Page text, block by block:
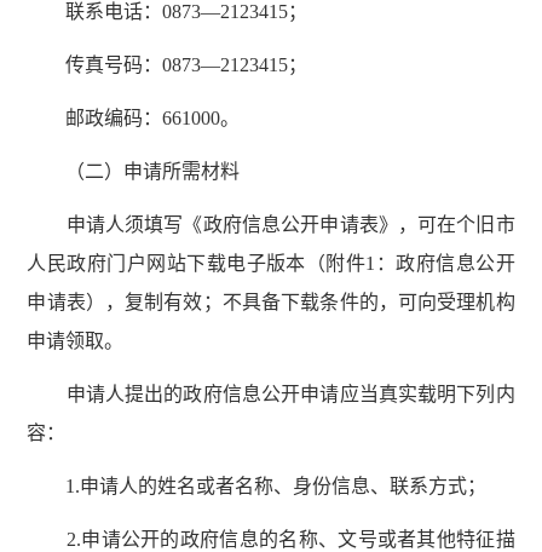
联系电话：0873—2123415；
传真号码：0873—2123415；
邮政编码：661000。
（二）申请所需材料
申请人须填写《政府信息公开申请表》，可在个旧市
人民政府门户网站下载电子版本（附件1：政府信息公开
申请表），复制有效；不具备下载条件的，可向受理机构
申请领取。
申请人提出的政府信息公开申请应当真实载明下列内
容：
1.申请人的姓名或者名称、身份信息、联系方式；
2.申请公开的政府信息的名称、文号或者其他特征描